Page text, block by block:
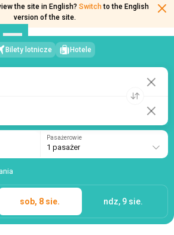
the site in English? Switch to the English
version of the site.
Bilety lotnicze Hotele
Pasażerowie
1 pasażer
sob, 8 sie. ndz, 9 sie.